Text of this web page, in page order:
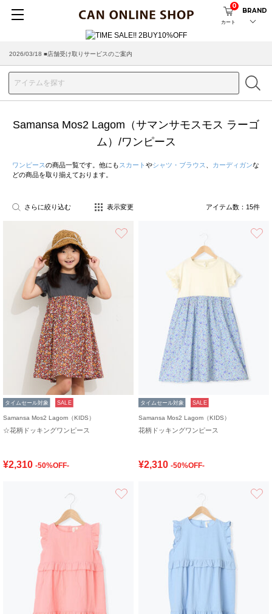
カート
0
BRAND
2026/03/18 ■店舗受け取りサービスのご案内
Samansa Mos2 Lagom（サマンサモスモス ラーゴ
ム）/ワンピース
ワンピースの商品一覧です。他にも スカート やシャツ・ブラウス カーディガンな
どの商品を取り揃えております。
さらに絞り込む 表示変更 アイテム数： 15件
タイムセール対象 SALE
Samansa Mos2 Lagom（KIDS）
☆花柄ドッキングワンピース
¥2,310 -50%OFF-
タイムセール対象 SALE
Samansa Mos2 Lagom（KIDS）
花柄ドッキングワンピース
¥2,310 -50%OFF-